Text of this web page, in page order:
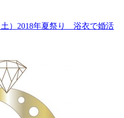
土）2018年夏祭り 浴衣で婚活